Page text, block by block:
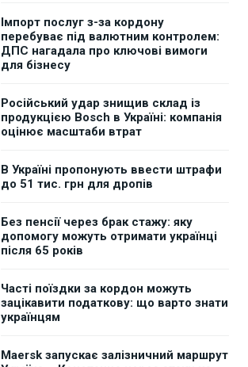
Імпорт послуг з-за кордону
перебуває під валютним контролем:
ДПС нагадала про ключові вимоги
для бізнесу
Російський удар знищив склад із
продукцією Bosch в Україні: компанія
оцінює масштаби втрат
В Україні пропонують ввести штрафи
до 51 тис. грн для дропів
Без пенсії через брак стажу: яку
допомогу можуть отримати українці
після 65 років
Часті поїздки за кордон можуть
зацікавити податкову: що варто знати
українцям
Maersk запускає залізничний маршрут